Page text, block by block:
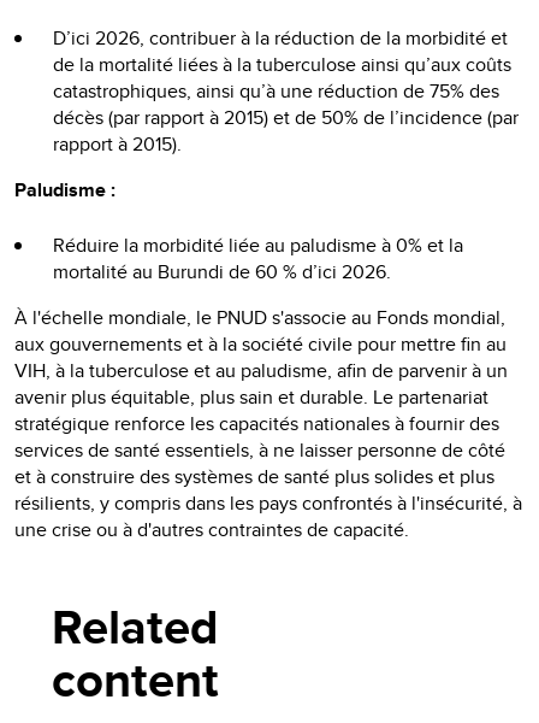
D’ici 2026, contribuer à la réduction de la morbidité et
de la mortalité liées à la tuberculose ainsi qu’aux coûts
catastrophiques, ainsi qu’à une réduction de 75% des
décès (par rapport à 2015) et de 50% de l’incidence (par
rapport à 2015).
Paludisme :
Réduire la morbidité liée au paludisme à 0% et la
mortalité au Burundi de 60 % d’ici 2026.
À l'échelle mondiale, le PNUD s'associe au Fonds mondial,
aux gouvernements et à la société civile pour mettre fin au
VIH, à la tuberculose et au paludisme, afin de parvenir à un
avenir plus équitable, plus sain et durable. Le partenariat
stratégique renforce les capacités nationales à fournir des
services de santé essentiels, à ne laisser personne de côté
et à construire des systèmes de santé plus solides et plus
résilients, y compris dans les pays confrontés à l'insécurité, à
une crise ou à d'autres contraintes de capacité.
Related
content